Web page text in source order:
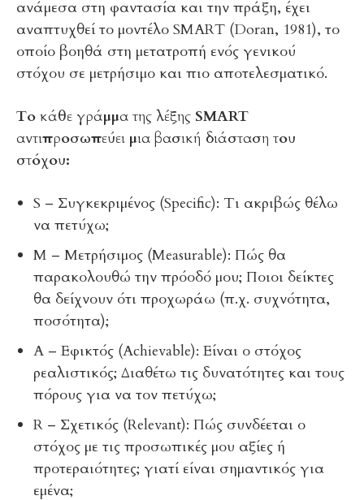
ανάμεσα στη φαντασία και την πράξη, έχει
αναπτυχθεί το μοντέλο SMART (Doran, 1981), το
οποίο βοηθά στη μετατροπή ενός γενικού
στόχου σε μετρήσιμο και πιο αποτελεσματικό.
Το κάθε γράμμα της λέξης SMART
αντιπροσωπεύει μια βασική διάσταση του
στόχου:
S – Συγκεκριμένος (Specific): Τι ακριβώς θέλω
να πετύχω;
M – Μετρήσιμος (Measurable): Πώς θα
παρακολουθώ την πρόοδό μου; Ποιοι δείκτες
θα δείχνουν ότι προχωράω (π.χ. συχνότητα,
ποσότητα);
A – Εφικτός (Achievable): Είναι ο στόχος
ρεαλιστικός; Διαθέτω τις δυνατότητες και τους
πόρους για να τον πετύχω;
R – Σχετικός (Relevant): Πώς συνδέεται ο
στόχος με τις προσωπικές μου αξίες ή
προτεραιότητες; γιατί είναι σημαντικός για
εμένα;